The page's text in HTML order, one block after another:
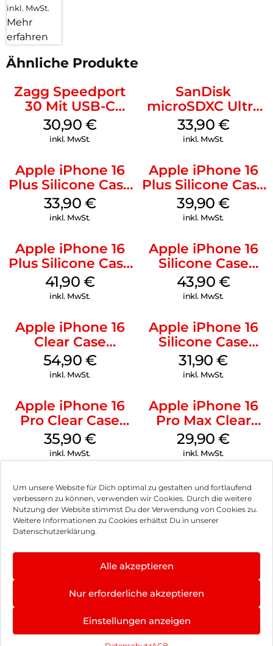
Um unsere Website für Dich optimal zu gestalten und fortlaufend
verbessern zu können, verwenden wir Cookies. Durch die weitere
Nutzung der Website stimmst Du der Verwendung von Cookies zu.
Weitere Informationen zu Cookies erhältst Du in unserer
Datenschutzerklärung.
Alle akzeptieren
Nur erforderliche akzeptieren
Einstellungen anzeigen
inkl. MwSt.
Mehr
erfahren
Ähnliche Produkte
Zagg Speedport
30 Mit USB-C
Kabel Weiß
30,90 €
inkl. MwSt.
SanDisk
microSDXC Ultra
128 GB + Adapter
Mobile
33,90 €
inkl. MwSt.
Apple iPhone 16
Plus Silicone Case
MagSafe Lake
Green
33,90 €
inkl. MwSt.
Apple iPhone 16
Plus Silicone Case
MagSafe Plum
39,90€
inkl. MwSt.
Apple iPhone 16
Plus Silicone Case
MagSafe Stone
Gray
41,90 €
inkl. MwSt.
Apple iPhone 16
Silicone Case
MagSafe Plum
43,90 €
inkl. MwSt.
Apple iPhone 16
Clear Case
MagSafe
Transparent
54,90 €
inkl. MwSt.
Apple iPhone 16
Silicone Case
MagSafe Fuchsia
31,90€
inkl. MwSt.
Apple iPhone 16
Pro Clear Case
MagSafe
Transparent
35,90 €
inkl. MwSt.
Apple iPhone 16
Pro Max Clear
Case MagSafe
Transparent
29,90€
inkl. MwSt.
Impressum
Hinweis zur Batterieentsorgung
Newsletter